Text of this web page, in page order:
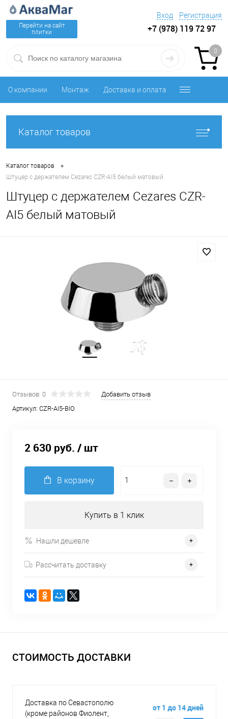
Перейти на сайт
плитки
Вход Регистрация
+7 (978) 119 72 97
0
О компании Монтаж Доставка и оплата
Каталог товаров
Каталог товаров •
Штуцер с держателем Cezares CZR-AI5 белый матовый
Штуцер с держателем Cezares CZR-
AI5 белый матовый
Отзывов: 0
Добавить отзыв
Артикул: CZR-AI5-BIO
2 630 руб. / шт
В корзину
Купить в 1 клик
Нашли дешевле
Рассчитать доставку
СТОИМОСТЬ ДОСТАВКИ
Доставка по Севастополю
(кроме районов Фиолент,
от 1 до 14 дней